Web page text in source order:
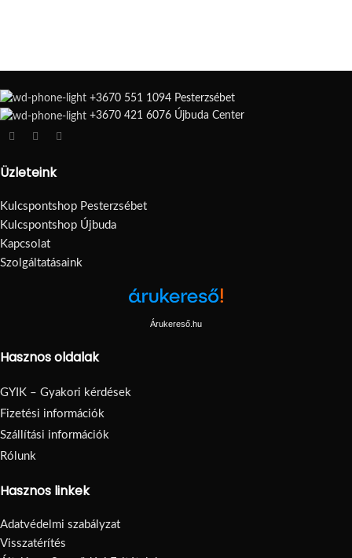
+3670 551 1094 Pesterzsébet
+3670 421 6076 Újbuda Center
Üzleteink
Kulcspontshop Pesterzsébet
Kulcspontshop Újbuda
Kapcsolat
Szolgáltatásaink
Árukereső.hu
Hasznos oldalak
GYIK – Gyakori kérdések
Fizetési információk
Szállítási információk
Rólunk
Hasznos linkek
Adatvédelmi szabályzat
Visszatérítés